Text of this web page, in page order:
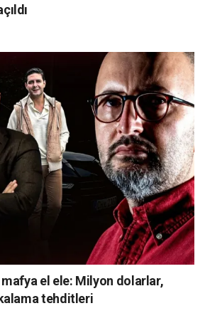
mafya el ele: Milyon dolarlar,
tehditleri